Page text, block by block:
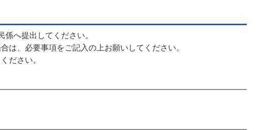
係へ提出してください。
は、必要事項をご記入の上お願いしてください。
ださい。